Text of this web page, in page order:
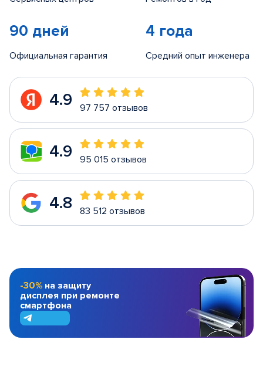
90 дней
Официальная гарантия
4 года
Средний опыт инженера
4.9 97 757 отзывов
4.9 95 015 отзывов
4.8 83 512 отзывов
-30% на защиту
дисплея при ремонте
смартфона